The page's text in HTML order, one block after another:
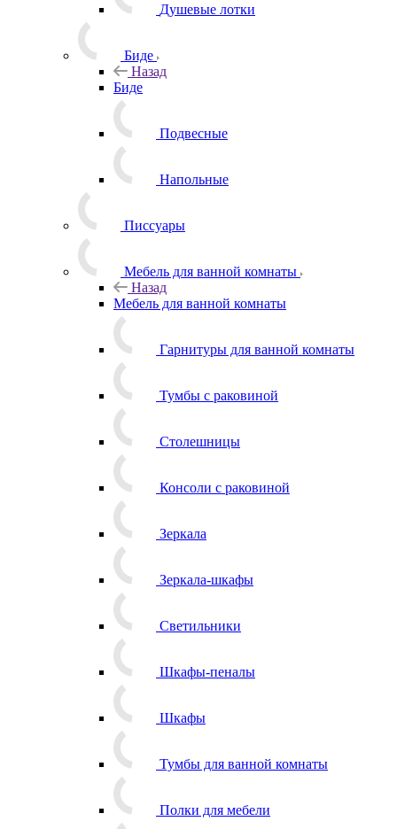
Душевые лотки
Биде
Назад
Биде
Подвесные
Напольные
Писсуары
Мебель для ванной комнаты
Назад
Мебель для ванной комнаты
Гарнитуры для ванной комнаты
Тумбы с раковиной
Столешницы
Консоли с раковиной
Зеркала
Зеркала-шкафы
Светильники
Шкафы-пеналы
Шкафы
Тумбы для ванной комнаты
Полки для мебели